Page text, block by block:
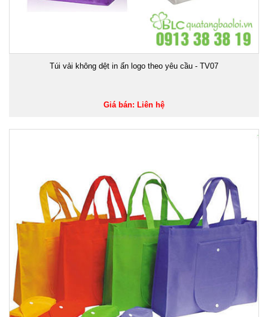
Túi vải không dệt in ấn logo theo yêu cầu - TV07
Giá bán: Liên hệ